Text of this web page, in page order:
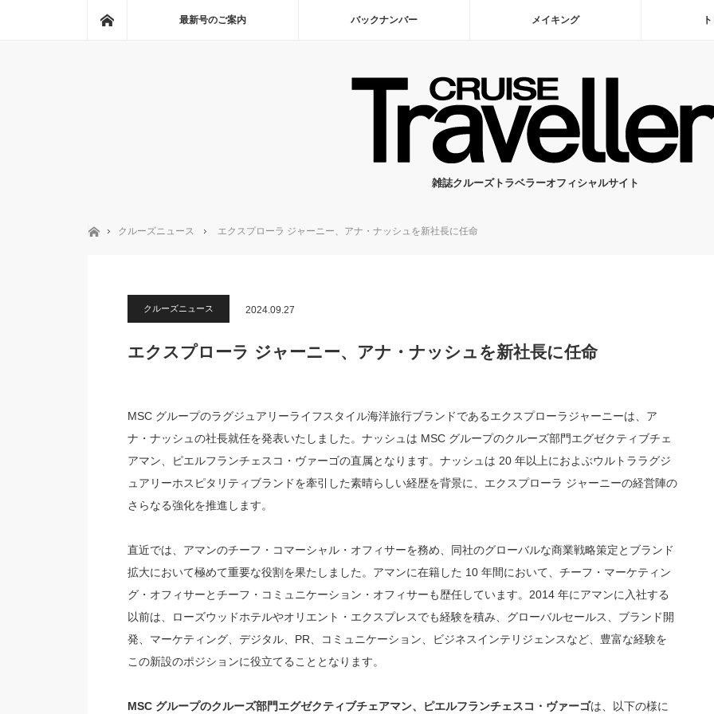
最新号のご案内 バックナンバー メイキング
雑誌クルーズトラベラーオフィシャルサイト
ホームクルーズニュース エクスプローラ ジャーニー、アナ・ナッシュを新社長に任命
クルーズニュース 2024.09.27
エクスプローラ ジャーニー、アナ・ナッシュを新社長に任命
MSC グループのラグジュアリーライフスタイル海洋旅行ブランドであるエクスプローラジャーニーは、ア
ナ・ナッシュの社長就任を発表いたしました。ナッシュは MSC グループのクルーズ部門エグゼクティブチェ
アマン、ピエルフランチェスコ・ヴァーゴの直属となります。ナッシュは 20 年以上におよぶウルトララグジ
ュアリーホスピタリティブランドを牽引した素晴らしい経歴を背景に、エクスプローラ ジャーニーの経営陣の
さらなる強化を推進します。
直近では、アマンのチーフ・コマーシャル・オフィサーを務め、同社のグローバルな商業戦略策定とブランド
拡大において極めて重要な役割を果たしました。アマンに在籍した 10 年間において、チーフ・マーケティン
グ・オフィサーとチーフ・コミュニケーション・オフィサーも歴任しています。2014 年にアマンに入社する
以前は、ローズウッドホテルやオリエント・エクスプレスでも経験を積み、グローバルセールス、ブランド開
発、マーケティング、デジタル、PR、コミュニケーション、ビジネスインテリジェンスなど、豊富な経験を
この新設のポジションに役立てることとなります。
MSC グループのクルーズ部門エグゼクティブチェアマン、ピエルフランチェスコ・ヴァーゴは、以下の様に